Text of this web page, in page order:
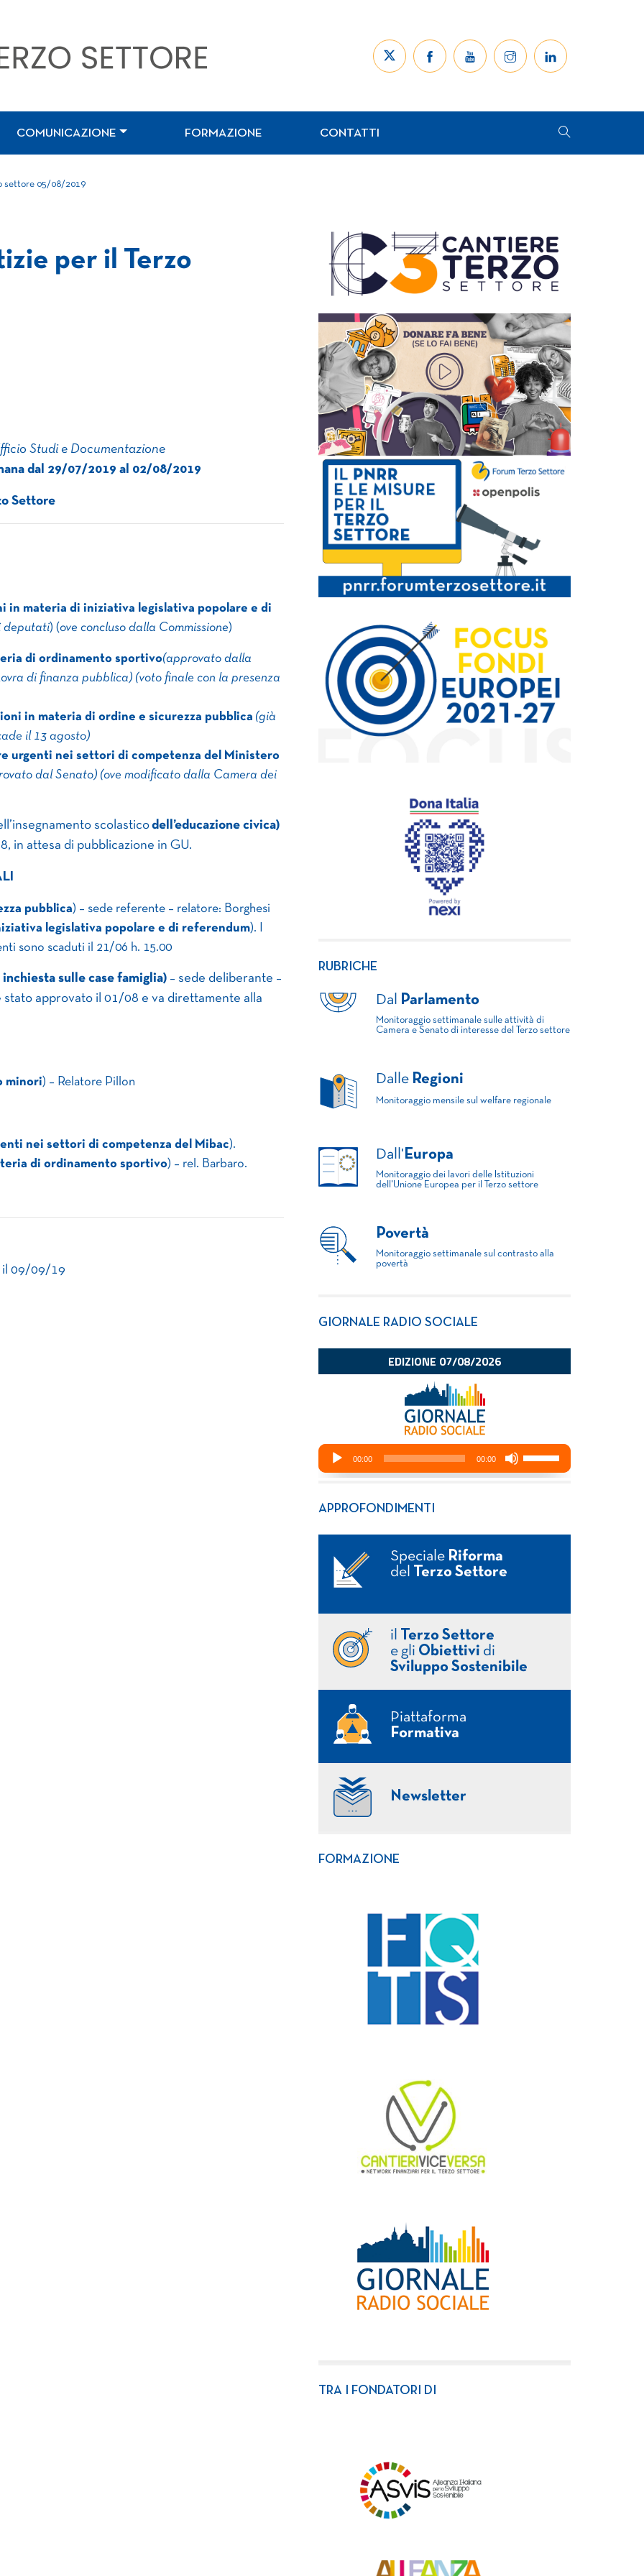
COMUNICAZIONE FORMAZIONE CONTATTI
settore 05/08/2019
per il Terzo
Studi e Documentazione
dal 29/07/2019 al 02/08/2019
Settore
in materia di iniziativa legislativa popolare e di​
deputati) (ove concluso dalla Commissione)
di ordinamento sportivo(approvato dalla
di finanza pubblica) (voto finale con la presenza
in materia di ordine e sicurezza pubblica (già
il 13 agosto)
urgenti nei settori di competenza del Ministero
dal Senato) (ove modificato dalla Camera dei
scolasticodell’educazione civica)
in attesa di pubblicazione in GU.
pubblica) – sede referente – relatore: Borghesi
legislativa popolare e di referendum). I
sono scaduti il 21/06 h. 15.00
sulle case famiglia) – sede deliberante –
stato approvato il 01/08 e va direttamente alla
minori) – Relatore Pillon
nei settori di competenza del Mibac).
di ordinamento sportivo) – rel. Barbaro.
il 09/09/19
RUBRICHE
Dal Parlamento
Monitoraggio settimanale sulle attività di
Camera e Senato di interesse del Terzo settore
Dalle Regioni
Monitoraggio mensile sul welfare regionale
Dall' Europa
Monitoraggio dei lavori delle Istituzioni
dell'Unione Europea per il Terzo settore
Povertà
Monitoraggio settimanale sul contrasto alla
povertà
GIORNALE RADIO SOCIALE
APPROFONDIMENTI
Speciale Riforma
del
Terzo Settore
il
Terzo Settore
e gli Obiettivi di
Sviluppo Sostenibile
Piattaforma
Formativa
Newsletter
FORMAZIONE
TRA I FONDATORI DI